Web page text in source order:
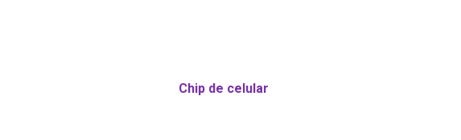
Chip de celular